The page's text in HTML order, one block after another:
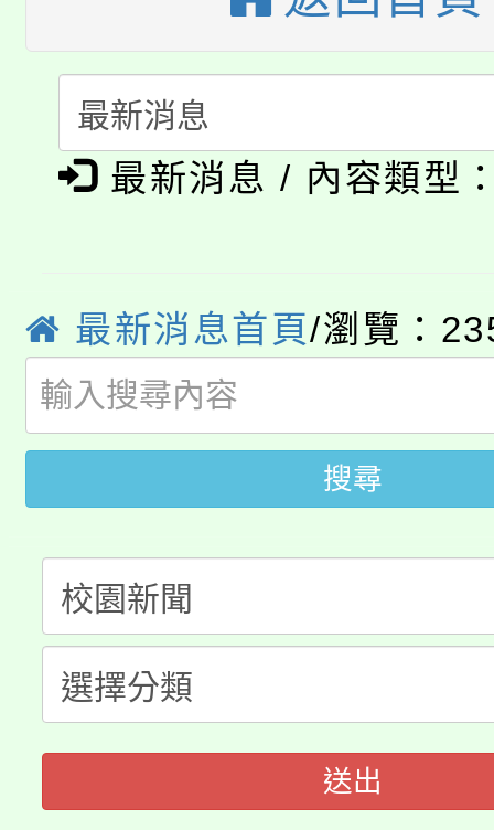
半價優惠，詳情可洽有
者。
份教師研習
淨零綠生活教案入校路
會
115年食農教育專業人
程
「本色祭」8/29、30在
局官網。
8月14至27日，桃園電
開!
115年桃園市運動會8/
田徑場及游泳池舉行。
桃園市低收入戶享有免
視費優惠，中低收入戶
半價優惠，詳情可洽有
者。
大園自造教育及科技
份教師增能研習
大溪自造教育及科技中
份教師研習
淨零綠生活教案入校路
會
115年食農教育專業人
程
最新消息 / 內容類型
最新消息首頁/瀏覽：
搜尋
送出